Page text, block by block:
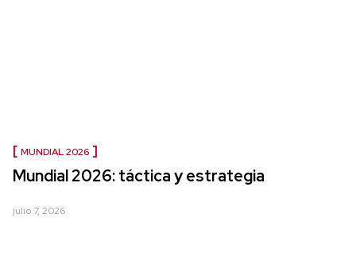
MUNDIAL 2026
Mundial 2026: táctica y estrategia
julio 7, 2026